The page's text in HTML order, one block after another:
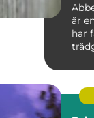
är
har